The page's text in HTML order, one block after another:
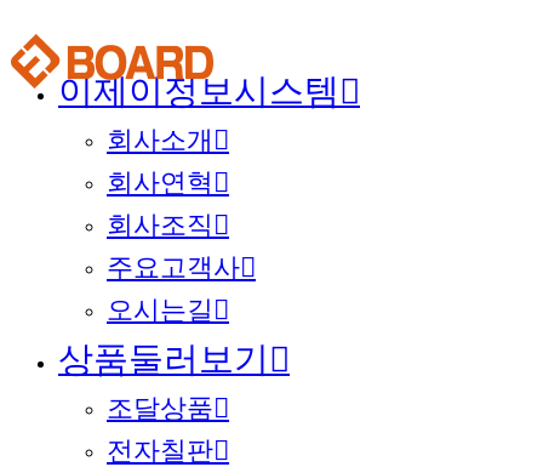
이제이정보시스템
회사소개
회사연혁
회사조직
주요고객사
오시는길
상품둘러보기
조달상품
전자칠판